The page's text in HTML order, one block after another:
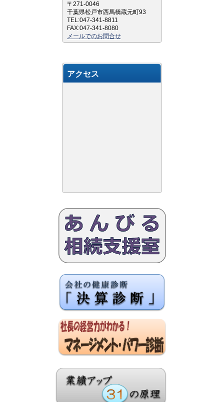
〒271-0046
千葉県松戸市西馬橋蔵元町93
TEL:047-341-8811
FAX:047-341-8080
メールでのお問合せ
アクセス